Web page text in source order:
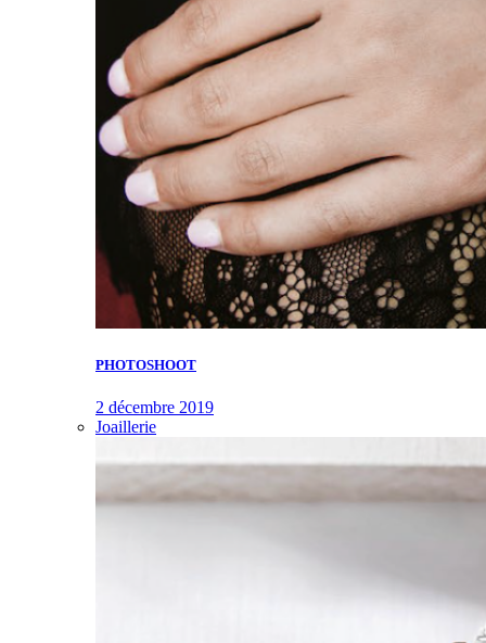
PHOTOSHOOT
2 décembre 2019
Joaillerie